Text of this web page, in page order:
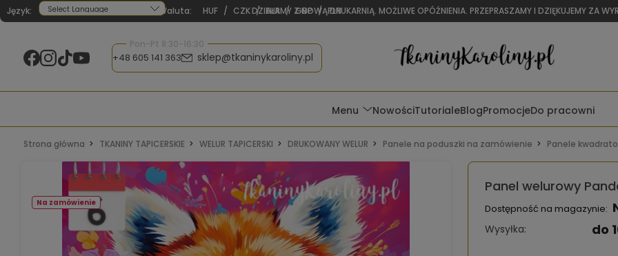
Język:
Powered by
Waluta: HUF / CZK / EUR / GBP / PLN
DZIAŁAMY Z NOWĄ DRUKARNIĄ. MOŻLIWE OPÓŹNIENIA. PRZEPRASZAMY I DZIĘKUJEMY ZA
Pon-Pt 8:30-16:30
+48 605 141 363 sklep@tkaninykaroliny.pl
Menu NowościTutorialeBlogPromocjeDo pracowni
Strona główna TKANINY TAPICERSKIE WELUR TAPICERSKI DRUKOWANY WELUR Panele na poduszki na zamówienie Panele
Na zamówienie
Panel welurowy
Dostępność na magazynie:
Wysyłka: do